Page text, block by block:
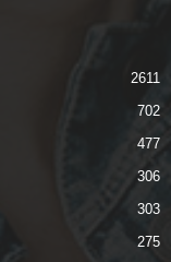
2611
702
477
306
303
275